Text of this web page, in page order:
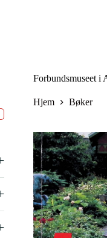
Forbundsmuseet i
Hjem Bøker